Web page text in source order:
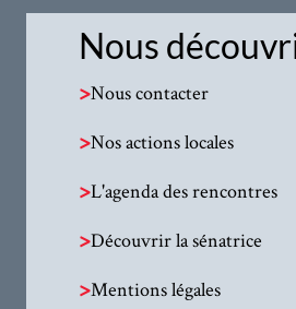
Nous
>Nous contacter
>Nos actions locales
>L'agenda des rencontres
>Découvrir la sénatrice
>Mentions légales